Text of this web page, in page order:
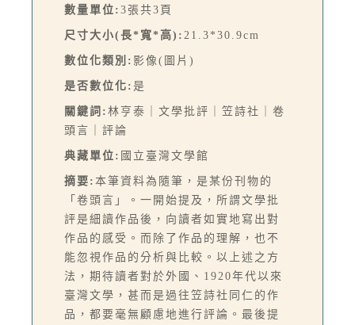
數量單位: 3張共3頁
尺寸大小(長*寬*高): 21.3*30.9cm
數位化類別: 影像(圖片)
是否數位化: 是
關鍵詞: 林亨泰｜文學批評｜笠詩社｜卷
頭言｜評論
典藏單位: 國立臺灣文學館
摘要: 本筆資料為隨筆，是某份刊物的
「卷頭言」。一開始提及，所謂文學批
評是細讀作品後，向讀者如實地寫出對
作品的感受。而除了作品的理解，也不
能忽視作品的分析與比較。以上述之方
法，期待讀者對於外國、1920年代以來
臺灣文學，甚而是過往笠詩社同仁的作
品，都要毫無顧慮地進行評論。最後提